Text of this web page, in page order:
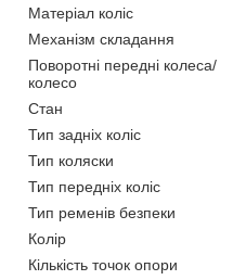
Матеріал коліс
Механізм складання
Поворотні передні колеса/
колесо
Стан
Тип задніх коліс
Тип коляски
Тип передніх коліс
Тип ременів безпеки
Колір
Кількість точок опори